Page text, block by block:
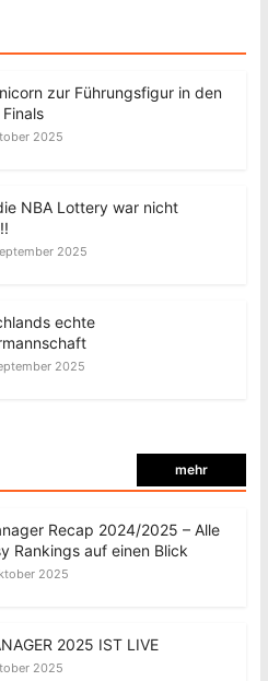
zur Führungsfigur in den
2025
NBA Lottery war nicht
2025
echte
2025
mehr
Recap 2024/2025 – Alle
Rankings auf einen Blick
2025
2025 IST LIVE
2025